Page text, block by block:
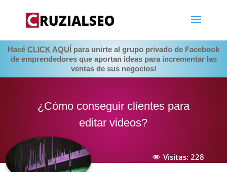
Hacé CLICK AQUÍ para unirte al grupo privado de Facebook
de emprendedores que aportan ideas para incrementar las
ventas de sus negocios!
¿Cómo conseguir clientes para
editar videos?
Visitas: 228